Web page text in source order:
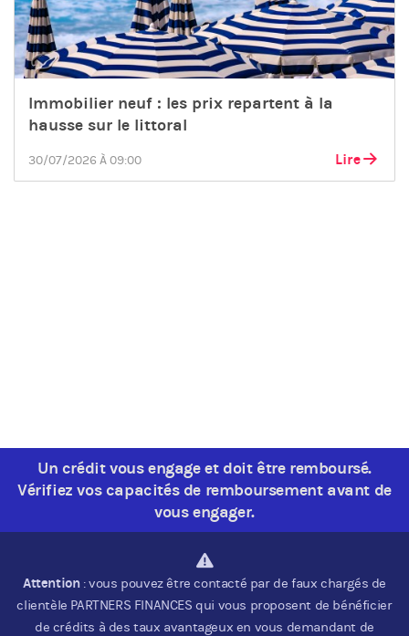
Immobilier neuf : les prix repartent à la
hausse sur le littoral
30/07/2026 À 09:00 Lire
Un crédit vous engage et doit être remboursé.
Vérifiez vos capacités de remboursement avant de
vous engager.
Attention: vous pouvez être contacté par de faux chargés de
clientèle PARTNERS FINANCES qui vous proposent de bénéficier
de crédits à des taux avantageux en vous demandant de